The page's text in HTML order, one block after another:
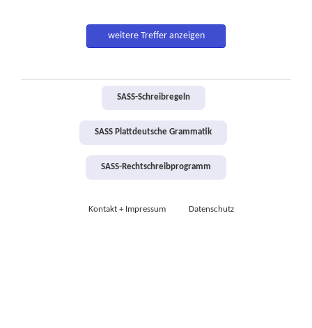
weitere Treffer anzeigen
SASS-Schreibregeln
SASS Plattdeutsche Grammatik
SASS-Rechtschreibprogramm
Kontakt + Impressum Datenschutz